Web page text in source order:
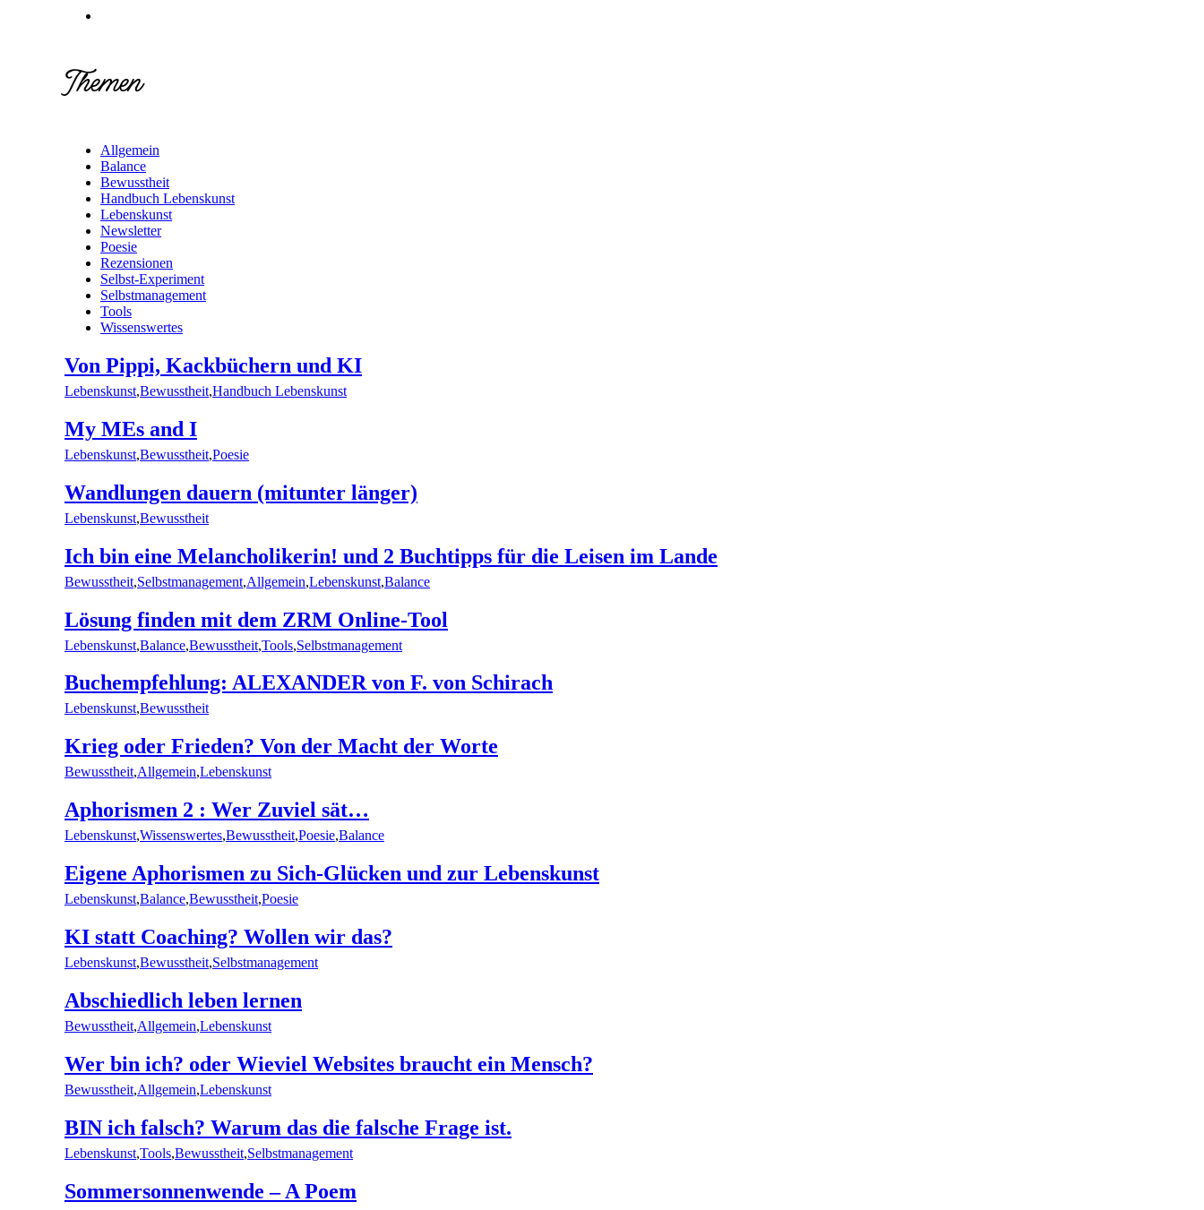
Themen
Allgemein
Balance
Bewusstheit
Handbuch Lebenskunst
Lebenskunst
Newsletter
Poesie
Rezensionen
Selbst-Experiment
Selbstmanagement
Tools
Wissenswertes
Von Pippi, Kackbüchern und KI
Lebenskunst,Bewusstheit,Handbuch Lebenskunst
My MEs and I
Lebenskunst,Bewusstheit,Poesie
Wandlungen dauern (mitunter länger)
Lebenskunst,Bewusstheit
Ich bin eine Melancholikerin! und 2 Buchtipps für die Leisen im Lande
Bewusstheit,Selbstmanagement,Allgemein,Lebenskunst,Balance
Lösung finden mit dem ZRM Online-Tool
Lebenskunst,Balance,Bewusstheit,Tools,Selbstmanagement
Buchempfehlung: ALEXANDER von F. von Schirach
Lebenskunst,Bewusstheit
Krieg oder Frieden? Von der Macht der Worte
Bewusstheit,Allgemein,Lebenskunst
Aphorismen 2 : Wer Zuviel sät…
Lebenskunst,Wissenswertes,Bewusstheit,Poesie,Balance
Eigene Aphorismen zu Sich-Glücken und zur Lebenskunst
Lebenskunst,Balance,Bewusstheit,Poesie
KI statt Coaching? Wollen wir das?
Lebenskunst,Bewusstheit,Selbstmanagement
Abschiedlich leben lernen
Bewusstheit,Allgemein,Lebenskunst
Wer bin ich? oder Wieviel Websites braucht ein Mensch?
Bewusstheit,Allgemein,Lebenskunst
BIN ich falsch? Warum das die falsche Frage ist.
Lebenskunst,Tools,Bewusstheit,Selbstmanagement
Sommersonnenwende – A Poem